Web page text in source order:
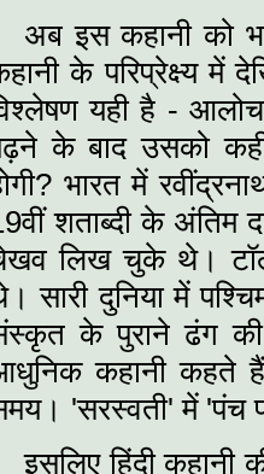
अब इस कहानी को
के परिप्रेक्ष्‍य
यही है -
के बाद उसको
भारत में
शताब्‍दी के
लिख चुके थे।
सारी दुनिया में
के पुराने ढंग की
कहानी कहते
'सरस्‍वती' में 'पंच
इसलिए हिंदी